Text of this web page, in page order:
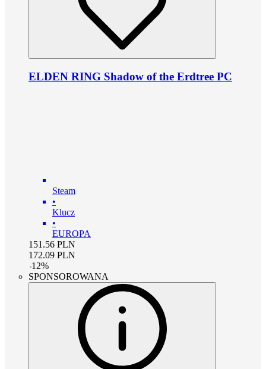
ELDEN RING Shadow of the Erdtree PC
Steam
•
Klucz
•
EUROPA
151.56 PLN
172.09 PLN
-12%
SPONSOROWANA